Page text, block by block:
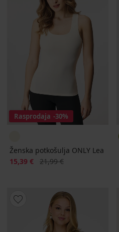
Rasprodaja -30%
Ženska potkošulja ONLY Lea
Popust
15,39 € Prvobitna cijena
21,99 €